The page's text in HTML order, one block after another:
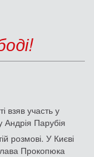
взяв участь у
Парубія
розмові. У Києві
Прокопюка